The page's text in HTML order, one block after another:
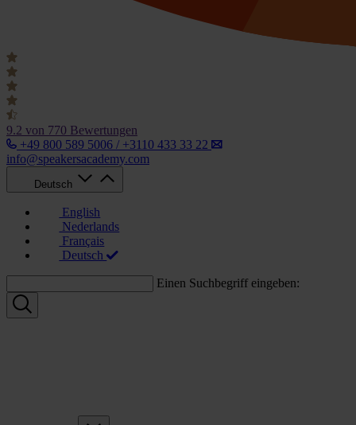
9.2 von 770 Bewertungen
+49 800 589 5006 / +3110 433 33 22
info@speakersacademy.com
Deutsch
English
Nederlands
Français
Deutsch
Einen Suchbegriff eingeben: